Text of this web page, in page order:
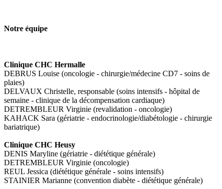
Notre équipe
Clinique CHC Hermalle
DEBRUS Louise (oncologie - chirurgie/médecine CD7 - soins de
plaies)
DELVAUX Christelle, responsable (soins intensifs - hôpital de
semaine - clinique de la décompensation cardiaque)
DETREMBLEUR Virginie (revalidation - oncologie)
KAHACK Sara (gériatrie - endocrinologie/diabétologie - chirurgie
bariatrique)
Clinique CHC Heusy
DENIS Maryline (gériatrie - diététique générale)
DETREMBLEUR Virginie (oncologie)
REUL Jessica (diététique générale - soins intensifs)
STAINIER Marianne (convention diabète - diététique générale)